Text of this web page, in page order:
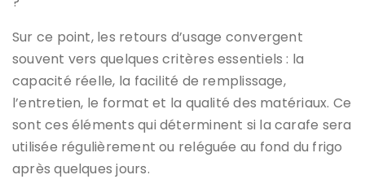
Sur ce point, les retours d’usage convergent
souvent vers quelques critères essentiels : la
capacité réelle, la facilité de remplissage,
l’entretien, le format et la qualité des matériaux. Ce
sont ces éléments qui déterminent si la carafe sera
utilisée régulièrement ou reléguée au fond du frigo
après quelques jours.